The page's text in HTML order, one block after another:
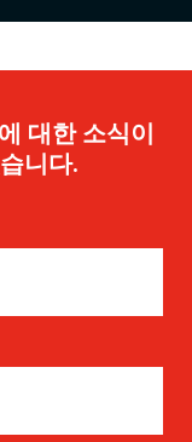
대한 소식이
니다.